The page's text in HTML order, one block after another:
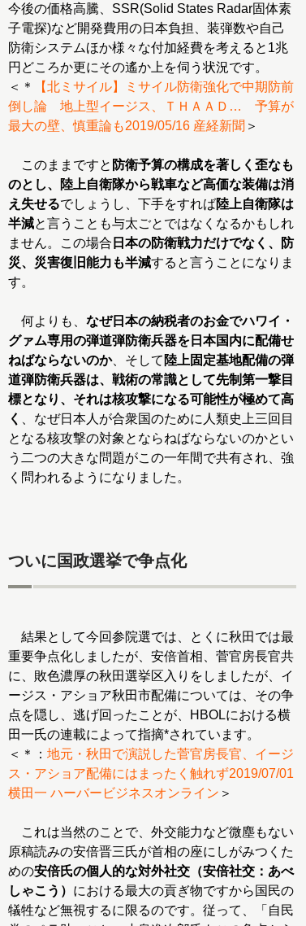
今後の価格高騰、SSR(Solid States Radar固体素
子電探)など開発費用の日本負担、装弾数や自己
防衛システムほか様々な付加経費を考えると1兆
円どころか更にその遙か上を伺う状況です。
＜＊
【北ミサイル】ミサイル防衛強化で中期防前
倒し論 地上型イージス、ＴＨＡＡＤ… 予算が
最大の壁、慎重論も2019/05/16 産経新聞 ＞
このままですと 防衛予算の構成を著しく歪なも
のとし、陸上自衛隊から戦車など高価な装備は消
え失せるでしょうし、下手をすれば陸上自衛隊は
半減と言うことも与太ごとではなくなるかもしれ
ません。この場合 日本の防衛戦力だけでなく、防
災、災害復旧能力も半減すると言うことになりま
す。
何よりも、 なぜ日本の納税者のお金でハワイ・
グァム専用の弾道弾防衛兵器を日本国内に配備せ
ねばならないのか、そして 陸上固定基地配備の弾
道弾防衛兵器は、戦術の常識として先制第一撃目
標となり、それは核攻撃になる可能性が極めて高
く
、なぜ日本人が合衆国のために人類史上三回目
となる核攻撃の対象とならねばならないのかとい
う二つの大きな問題がこの一年間で共有され、強
く問われるようになりました。
ついに国政選挙で争点化
結果として今回参院選では、とくに秋田では最
重要争点化しましたが、安倍首相、菅官房長官共
に、敗色濃厚の秋田選挙区入りをしましたが、イ
ージス・アショア秋田市配備については、その争
点を隠し、逃げ回ったことが、HBOLにおける横
田一氏の連載によって指摘*されています。
＜＊： 地元・秋田で演説した菅官房長官、イージ
ス・アショア配備にはまったく触れず2019/07/01
横田一 ハーバービジネスオンライン ＞
これは当然のことで、外交能力など微塵もない
原稿読みの安倍晋三氏が首相の座にしがみつくた
めの安倍氏の個人的な対外社交（安倍社交：あべ
しゃこう） における最大の貢ぎ物ですから国民の
犠牲など無視するに限るのです。従って、「自民